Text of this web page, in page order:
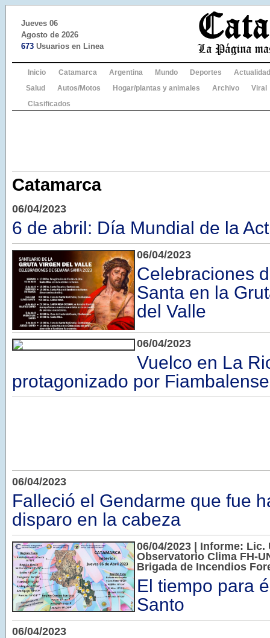
Jueves 06
Agosto de 2026
673 Usuarios en Linea
Inicio Catamarca Argentina Mundo Deportes
Actualidad
Salud
Autos/Motos Hogar/plantas y animales Archivo
Viral
Clasificados
Catamarca
06/04/2023
6 de abril: Día Mundial de la
06/04/2023
Celebraciones
Santa en la
del Valle
06/04/2023
Vuelco en La
protagonizado por
06/04/2023
Falleció el Gendarme que fue
disparo en la cabeza
06/04/2023 | Informe: Lic.
Observatorio Clima FH-
Brigada de Incendios
El tiempo para
Santo
06/04/2023